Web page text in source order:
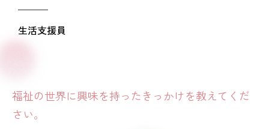
生活支援員
福祉の世界に興味を持ったきっかけを教えてくだ
さい。